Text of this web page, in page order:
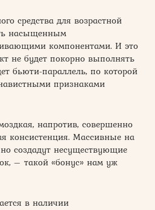
средства для возрастной
насыщенным
компонентами. И это
не будет покорно выполнять
бьюти-параллель, по которой
признаками
напротив, совершенно
консистенция. Массивные на
создадут несуществующие
– такой «бонус» нам уж
в наличии